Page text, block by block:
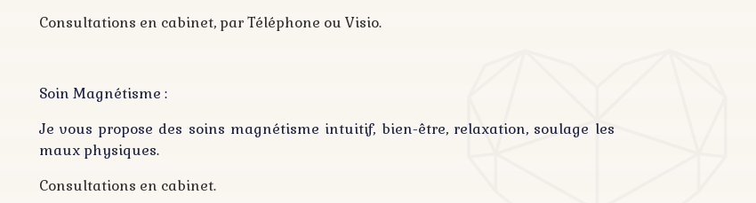
Consultations en cabinet, par Téléphone ou Visio.
Soin Magnétisme :
Je vous propose des soins magnétisme intuitif, bien-être, relaxation, soulage les
maux physiques.
Consultations en cabinet.